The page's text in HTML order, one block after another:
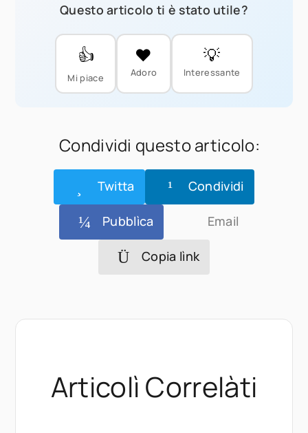
Questo articolo ti è stato utile?
👍
Mi piace
❤️
Adoro
💡
Interessante
Condividi questo articolo:
Twitta Condividi
Pubblìca Email
Copia lìnk
Articolì Correlàti